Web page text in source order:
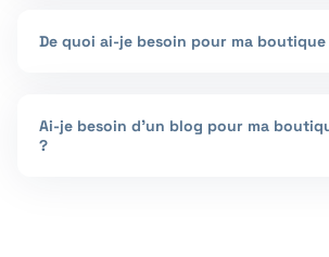
De quoi ai-je besoin pour ma boutique
Ai-je besoin d'un blog pour ma
?